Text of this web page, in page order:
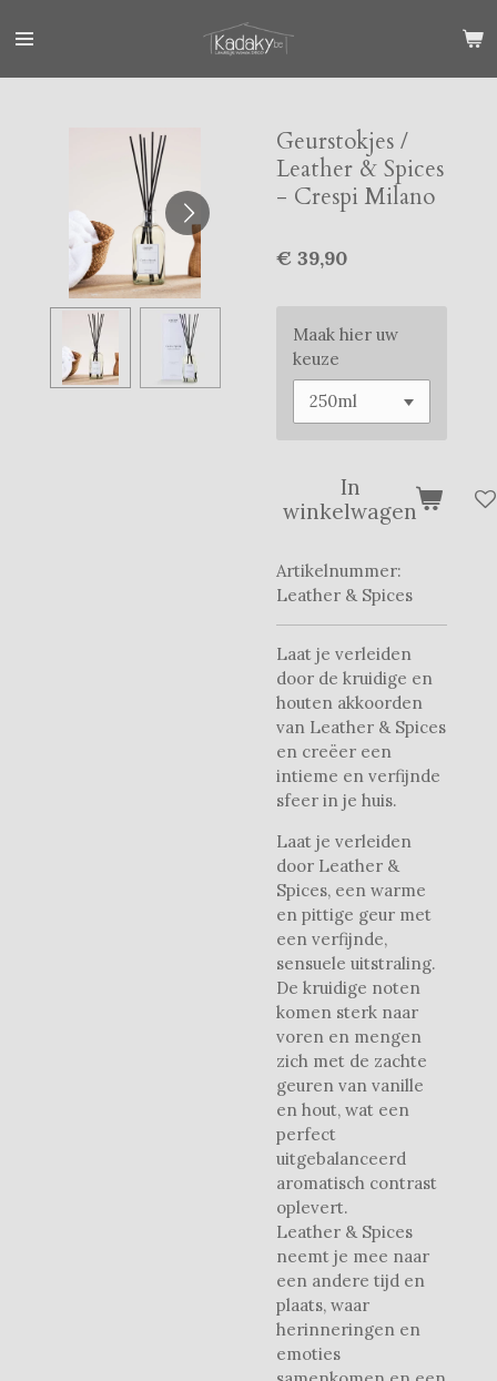
direct
Geurstokjes /
Leather & Spices
- Crespi Milano
€ 39,90
Maak hier uw
keuze
In
winkelwagen
Artikelnummer:
Leather & Spices
Laat je verleiden
door de kruidige en
houten akkoorden
van Leather & Spices
en creëer een
intieme en verfijnde
sfeer in je huis.
Laat je verleiden
door Leather &
Spices, een warme
en pittige geur met
een verfijnde,
sensuele uitstraling.
De kruidige noten
komen sterk naar
voren en mengen
zich met de zachte
geuren van vanille
en hout, wat een
perfect
uitgebalanceerd
aromatisch contrast
oplevert.
Leather & Spices
neemt je mee naar
een andere tijd en
plaats, waar
herinneringen en
emoties